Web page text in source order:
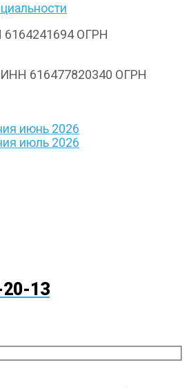
ОГРН
616477820340 ОГРН
июнь 2026
июль 2026
13